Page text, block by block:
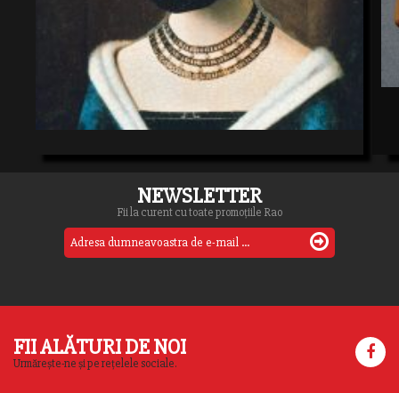
NEWSLETTER
Fii la curent cu toate promoțiile Rao
FII ALĂTURI DE NOI
Urmărește-ne și pe rețelele sociale.